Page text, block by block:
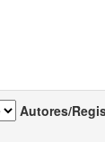
Autores/